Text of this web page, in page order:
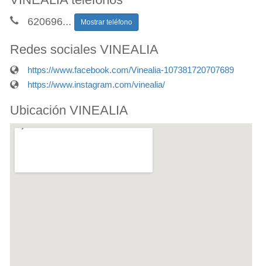
620696... Mostrar teléfono
Redes sociales VINEALIA
https://www.facebook.com/Vinealia-107381720707689
https://www.instagram.com/vinealia/
Ubicación VINEALIA